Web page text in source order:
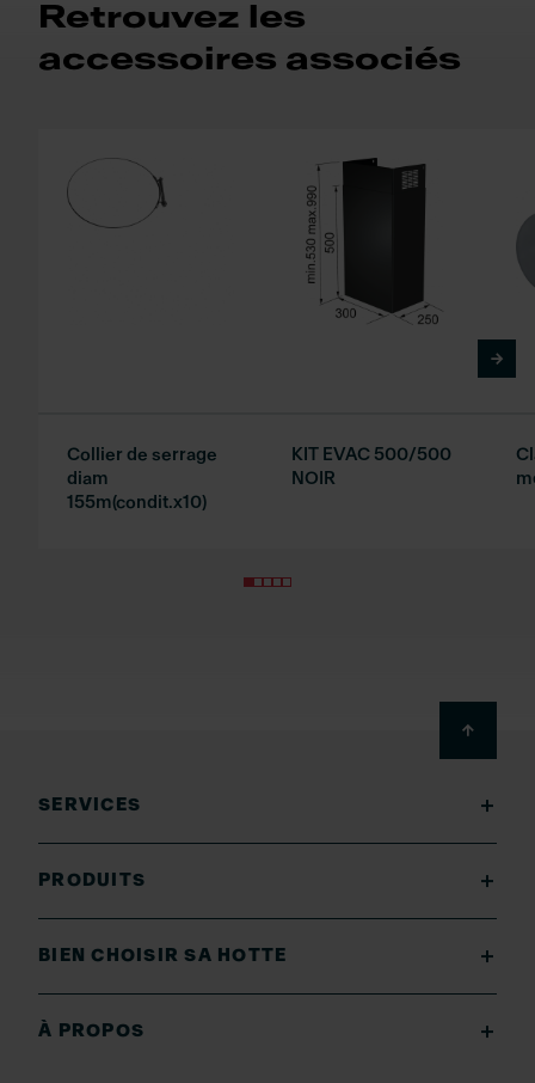
Retrouvez les
accessoires associés
Collier de serrage
diam
155m(condit.x10)
KIT EVAC 500/500
NOIR
SERVICES
PRODUITS
BIEN CHOISIR SA HOTTE
À PROPOS